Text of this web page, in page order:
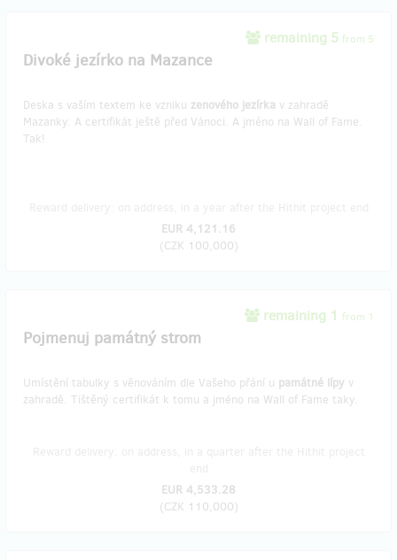
remaining 5 from 5
Divoké jezírko na Mazance
Deska s vaším textem ke vzniku zenového jezírka v zahradě
Mazanky. A certifikát ještě před Vánoci. A jméno na Wall of Fame.
Tak!
EUR 4,121.16
(CZK 100,000)
remaining 1 from 1
Pojmenuj památný strom
Umístění tabulky s věnováním dle Vašeho přání u památné lípy v
zahradě. Tištěný certifikát k tomu a jméno na Wall of Fame taky.
EUR 4,533.28
(CZK 110,000)